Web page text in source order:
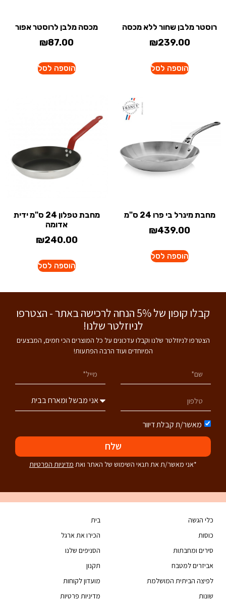
רוסטר מלבן שחור ללא מכסה
₪239.00
הוספה לסל
מכסה מלבן לרוסטר אפור
₪87.00
הוספה לסל
מחבת מינרל בי פרו 24 ס"מ
₪439.00
הוספה לסל
מחבת טפלון 24 ס"מ ידית
אדומה
₪240.00
הוספה לסל
קבלו קופון של 5% הנחה לרכישה באתר - הצטרפו
לניוזלטר שלנו!
הצטרפו לניוזלטר שלנו וקבלו עדכונים על כל המוצרים הכי חמים, המבצעים
המיוחדים ועוד הרבה הפתעות!
מאשר/ת קבלת דיוור
שלח
*אני מאשר/ת את תנאי השימוש של האתר ואת מדיניות הפרטיות
כלי הגשה
כוסות
סירים ומחבתות
אביזרים למטבח
לפיצה הביתית המושלמת
שונות
בית
הכירו את ארגל
הסניפים שלנו
תקנון
מועדון לקוחות
מדיניות פרטיות